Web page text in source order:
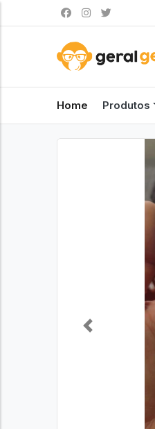
Home Produtos
Previous